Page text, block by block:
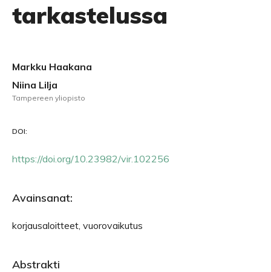
tarkastelussa
Markku Haakana
Niina Lilja
Tampereen yliopisto
DOI:
https://doi.org/10.23982/vir.102256
Avainsanat:
korjausaloitteet, vuorovaikutus
Abstrakti